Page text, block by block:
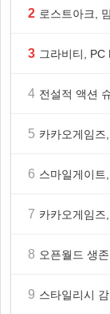
2
3
4
5
6
7
8
9 스타일리시